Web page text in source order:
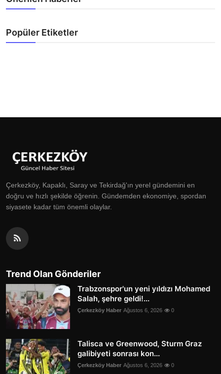
Popüler Etiketler
Çerkezköy, Kapaklı, Saray ve Tekirdağ'ın yerel gündemini en
doğru ve hızlı şekilde öğrenin. Gündemden ekonomiye, spordan
siyasete kadar tüm önemli olaylar.
Trend Olan Gönderiler
Trabzonspor'un yeni yıldızı Mohamed
Salah, şehre geldi!...
Çerkezköy Haber Ağustos 6, 2026 0
Talisca ve Greenwood, Sturm Graz
galibiyeti sonrası kon...
Çerkezköy Haber Ağustos 6, 2026 0